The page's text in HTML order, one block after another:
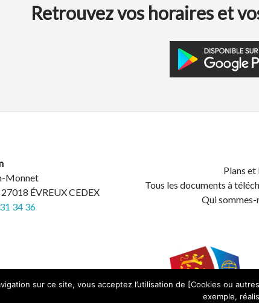
Retrouvez vos horaires et
Monnet
ÉVREUX CEDEX
34 36
Plans et
Tous les documents à
Qui sommes-
sur ce site, vous acceptez l’utilisation de [Cookies ou
exemple,